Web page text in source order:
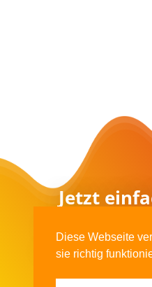
Jetzt
Ahrbecker
Diese Webseite
sie richtig